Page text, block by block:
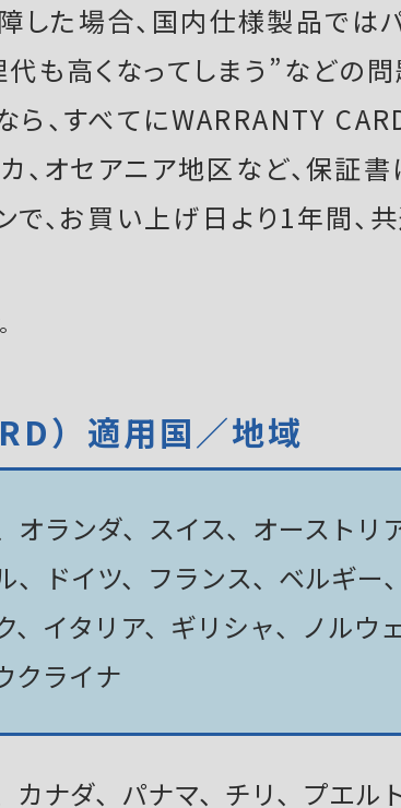
した場合、国内仕様製品では
も高くなってしまう”などの問
、すべてにWARRANTY
カ、オセアニア地区など、保
、お買い上げ日より1年間、
）適用国／地域
オランダ、スイス、オーストリ
、ドイツ、フランス、ベルギー
、イタリア、ギリシャ、ノルウ
クライナ
カナダ、パナマ、チリ、プエル